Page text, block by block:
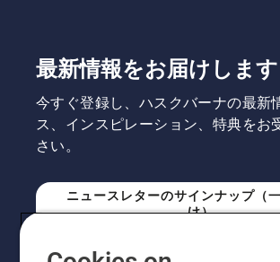
最新情報をお届けします
今すぐ登録し、ハスクバーナの最新
ス、インスピレーション、特典をお
さい。
ニュースレターのサインナップ（
け）